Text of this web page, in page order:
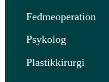
Fedmeoperation
Psykolog
Plastikkirurgi